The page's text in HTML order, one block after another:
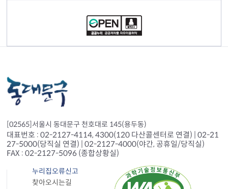
[02565]서울시 동대문구 천호대로 145(용두동)
대표번호 : 02-2127-4114, 4300(120 다산콜센터로 연결) | 02-21
27-5000(당직실 연결) | 02-2127-4000(야간, 공휴일/당직실)
FAX : 02-2127-5096 (종합상황실)
누리집오류신고
찾아오시는길